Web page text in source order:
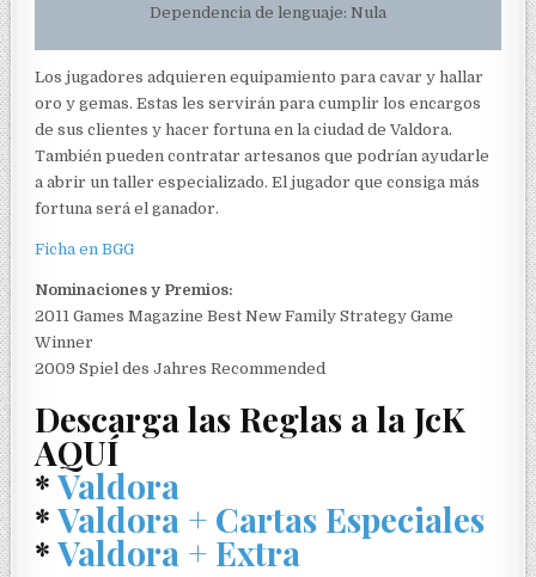
Dependencia de lenguaje: Nula
Los jugadores adquieren equipamiento para cavar y hallar
oro y gemas. Estas les servirán para cumplir los encargos
de sus clientes y hacer fortuna en la ciudad de Valdora.
También pueden contratar artesanos que podrían ayudarle
a abrir un taller especializado. El jugador que consiga más
fortuna será el ganador.
Ficha en BGG
Nominaciones y Premios:
2011 Games Magazine Best New Family Strategy Game
Winner
2009 Spiel des Jahres Recommended
Descarga las Reglas a la JcK
AQUÍ
*Valdora
*Valdora + Cartas Especiales
*Valdora + Extra